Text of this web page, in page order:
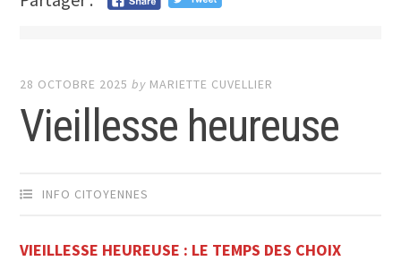
28 OCTOBRE 2025 by MARIETTE CUVELLIER
Vieillesse heureuse
INFO CITOYENNES
VIEILLESSE HEUREUSE : LE TEMPS DES CHOIX